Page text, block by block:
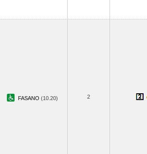
FASANO (10.20) 2